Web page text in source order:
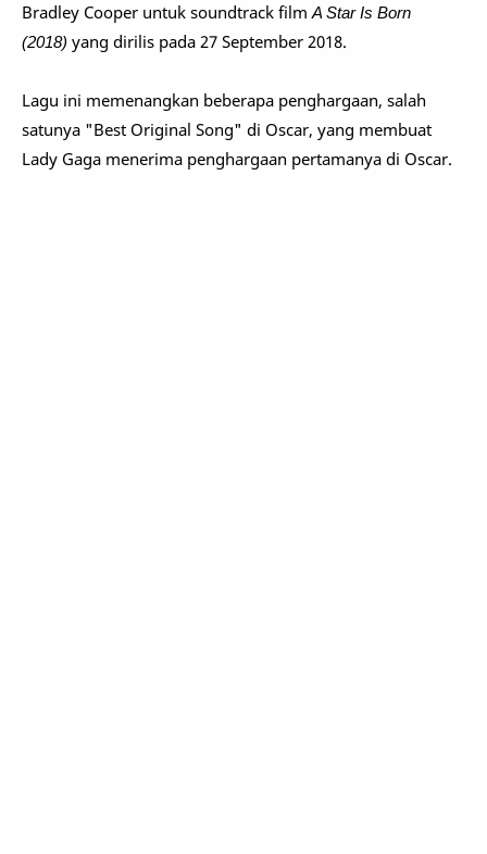
Bradley Cooper untuk soundtrack filmA Star Is Born
(2018) yang dirilis pada 27 September 2018.
Lagu ini memenangkan beberapa penghargaan, salah
satunya "Best Original Song" di Oscar, yang membuat
Lady Gaga menerima penghargaan pertamanya di Oscar.